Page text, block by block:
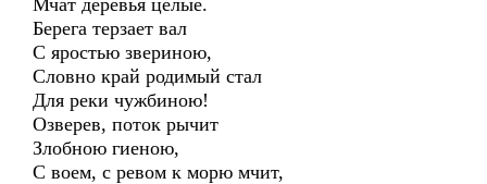
Мчат деревья целые.
Берега терзает вал
С яростью звериною,
Словно край родимый стал
Для реки чужбиною!
Озверев, поток рычит
Злобною гиеною,
С воем, с ревом к морю мчит,